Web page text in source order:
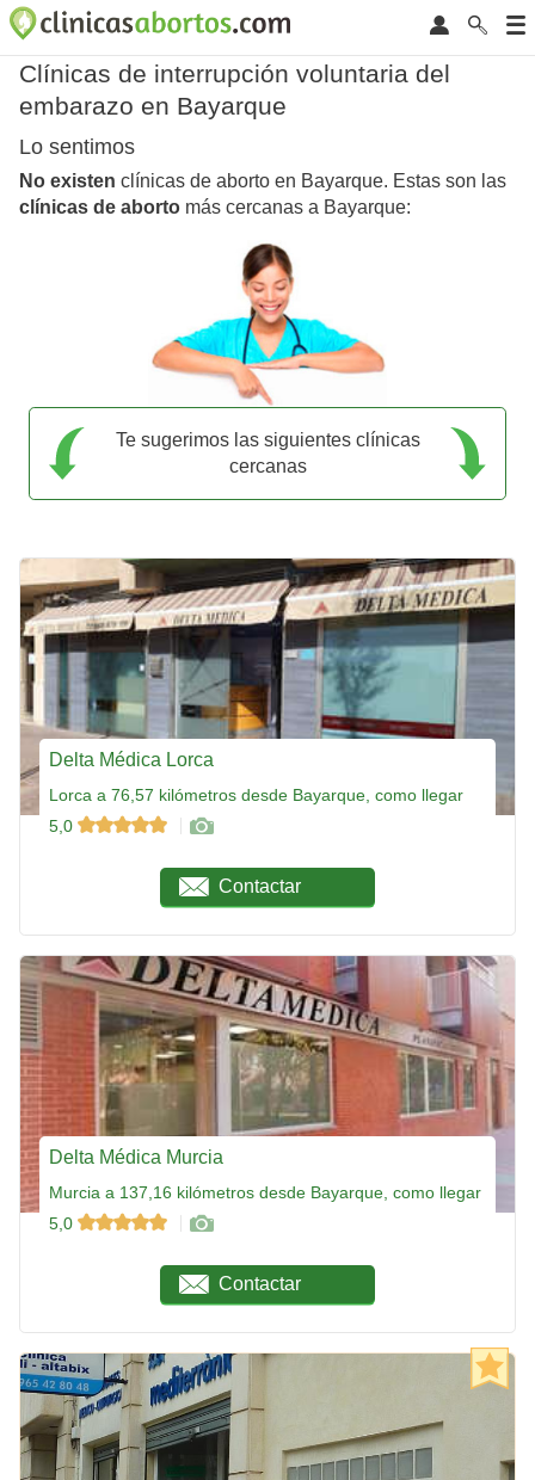
Clínicas de interrupción voluntaria del
embarazo en Bayarque
Lo sentimos
No existen clínicas de aborto en Bayarque. Estas son las
clínicas de aborto más cercanas a Bayarque:
Te sugerimos las siguientes clínicas
cercanas
Delta Médica Lorca
Lorca a 76,57 kilómetros desde Bayarque, como llegar
5,0
Contactar
Delta Médica Murcia
Murcia a 137,16 kilómetros desde Bayarque, como llegar
5,0
Contactar